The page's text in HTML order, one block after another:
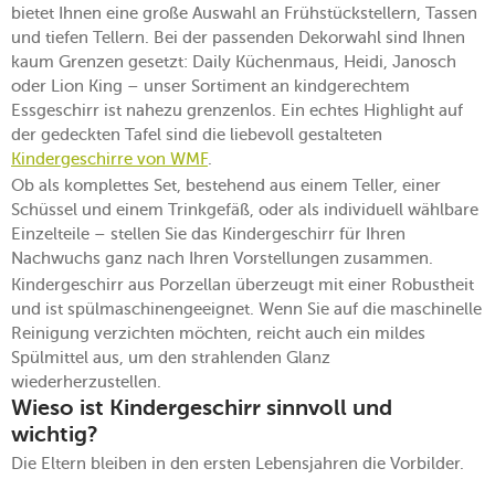
bietet Ihnen eine große Auswahl an Frühstückstellern, Tassen
und tiefen Tellern. Bei der passenden Dekorwahl sind Ihnen
kaum Grenzen gesetzt: Daily Küchenmaus, Heidi, Janosch
oder Lion King – unser Sortiment an kindgerechtem
Essgeschirr ist nahezu grenzenlos. Ein echtes Highlight auf
der gedeckten Tafel sind die liebevoll gestalteten
Kindergeschirre von WMF.
Ob als komplettes Set, bestehend aus einem Teller, einer
Schüssel und einem Trinkgefäß, oder als individuell wählbare
Einzelteile – stellen Sie das Kindergeschirr für Ihren
Nachwuchs ganz nach Ihren Vorstellungen zusammen.
Kindergeschirr aus Porzellan überzeugt mit einer Robustheit
und ist spülmaschinengeeignet. Wenn Sie auf die maschinelle
Reinigung verzichten möchten, reicht auch ein mildes
Spülmittel aus, um den strahlenden Glanz
wiederherzustellen.
Wieso ist Kindergeschirr sinnvoll und
wichtig?
Die Eltern bleiben in den ersten Lebensjahren die Vorbilder.